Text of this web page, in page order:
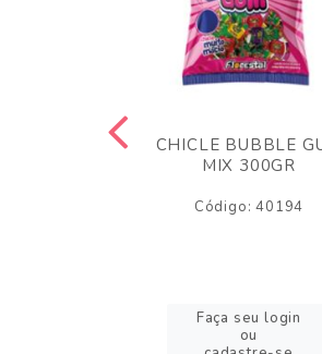
CHICLE BUBBLE
MIX 300GR
Código: 40194
Faça seu login
ou